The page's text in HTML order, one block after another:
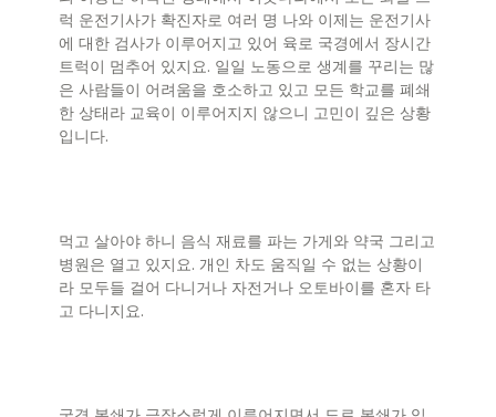
럭 운전기사가 확진자로 여러 명 나와 이제는 운전기사
에 대한 검사가 이루어지고 있어 육로 국경에서 장시간
트럭이 멈추어 있지요. 일일 노동으로 생계를 꾸리는 많
은 사람들이 어려움을 호소하고 있고 모든 학교를 폐쇄
한 상태라 교육이 이루어지지 않으니 고민이 깊은 상황
입니다.
먹고 살아야 하니 음식 재료를 파는 가게와 약국 그리고
병원은 열고 있지요. 개인 차도 움직일 수 없는 상황이
라 모두들 걸어 다니거나 자전거나 오토바이를 혼자 타
고 다니지요.